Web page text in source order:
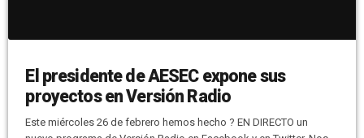
El presidente de AESEC expone sus
proyectos en Versión Radio
Este miércoles 26 de febrero hemos hecho ? EN DIRECTO un